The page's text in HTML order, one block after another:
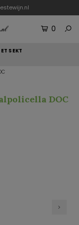
0
SEKT
DOC